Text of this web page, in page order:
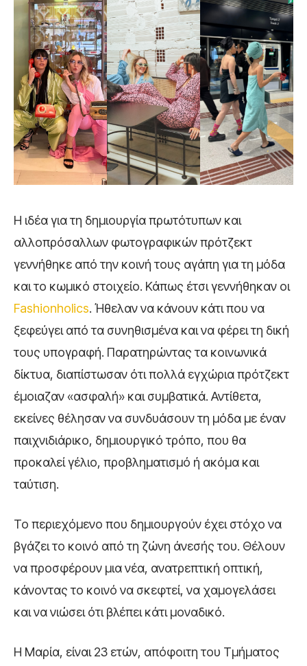
Η ιδέα για τη δημιουργία πρωτότυπων και
αλλοπρόσαλλων φωτογραφικών πρότζεκτ
γεννήθηκε από την κοινή τους αγάπη για τη μόδα
και το κωμικό στοιχείο. Κάπως έτσι γεννήθηκαν οι
Fashionholics. Ήθελαν να κάνουν κάτι που να
ξεφεύγει από τα συνηθισμένα και να φέρει τη δική
τους υπογραφή. Παρατηρώντας τα κοινωνικά
δίκτυα, διαπίστωσαν ότι πολλά εγχώρια πρότζεκτ
έμοιαζαν «ασφαλή» και συμβατικά. Αντίθετα,
εκείνες θέλησαν να συνδυάσουν τη μόδα με έναν
παιχνιδιάρικο, δημιουργικό τρόπο, που θα
προκαλεί γέλιο, προβληματισμό ή ακόμα και
ταύτιση.
Το περιεχόμενο που δημιουργούν έχει στόχο να
βγάζει το κοινό από τη ζώνη άνεσής του. Θέλουν
να προσφέρουν μια νέα, ανατρεπτική οπτική,
κάνοντας το κοινό να σκεφτεί, να χαμογελάσει
και να νιώσει ότι βλέπει κάτι μοναδικό.
Η Μαρία, είναι 23 ετών, απόφοιτη του Τμήματος